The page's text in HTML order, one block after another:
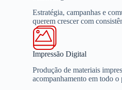
Estratégia, campanhas e
querem crescer com
Impressão Digital
Produção de materiais
acompanhamento em todo o